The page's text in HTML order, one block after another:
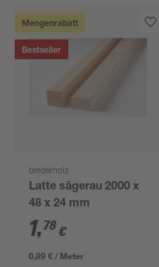
Mengenrabatt
Bestseller
binderholz
Latte sägerau 2000 x
48 x 24 mm
1,78 €
0,89 € / Meter